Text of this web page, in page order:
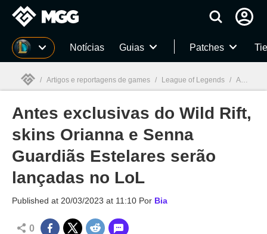
Millenium Notícias Guias Patches
Millenium
/ Artigos e reportagens de games / League of Legends / Antes exclusivas do Wild Rift, skins Orianna e Senna Guardiãs Estelares serão lançadas no LoL
Antes exclusivas do Wild Rift,
skins Orianna e Senna
Guardiãs Estelares serão
lançadas no LoL
Published at 20/03/2023 at 11:10 Por Bia
0